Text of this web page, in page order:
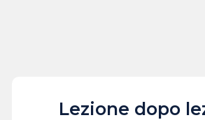
Lezione dopo